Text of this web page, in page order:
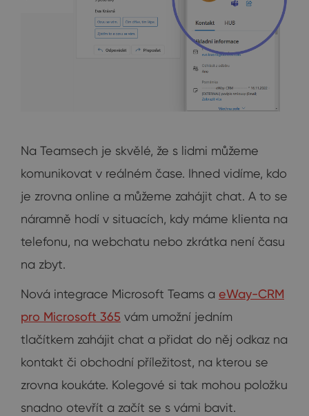
Na Teamsech je skvělé, že s lidmi můžeme
komunikovat v reálném čase. Ihned vidíme, kdo
je zrovna online a můžeme zahájit chat. A to se
náramně hodí v situacích, kdy máme klienta na
telefonu, na webchatu nebo zkrátka není času
na zbyt.
Nová integrace Microsoft Teams a eWay-CRM
pro Microsoft 365 vám umožní jedním
tlačítkem zahájit chat a přidat do něj odkaz na
kontakt či obchodní příležitost, na kterou se
zrovna koukáte. Kolegové si tak mohou položku
snadno otevřít a začít se s vámi bavit.